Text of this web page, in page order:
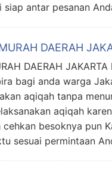
siap antar pesanan
DAERAH
DAERAH JAKARTA
bagi anda warga
aqiqah tanpa
aqiqah
besoknya pun
sesuai permintaan